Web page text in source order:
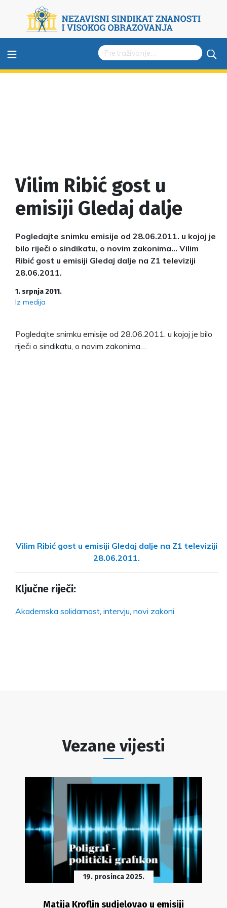
≡
Vilim Ribić gost u
emisiji Gledaj dalje
Pogledajte snimku emisije od 28.06.2011. u kojoj je
bilo riječi o sindikatu, o novim zakonima… Vilim
Ribić gost u emisiji Gledaj dalje na Z1 televiziji
28.06.2011.
1. srpnja 2011.
Iz medija
Pogledajte snimku emisije od 28.06.2011. u kojoj je bilo
riječi o sindikatu, o novim zakonima…
Vilim Ribić gost u emisiji Gledaj dalje na Z1 televiziji
28.06.2011.
Ključne riječi:
Akademska solidarnost intervju novi zakoni
Vezane vijesti
19. prosinca 2025.
Matija Kroflin sudjelovao u emisiji